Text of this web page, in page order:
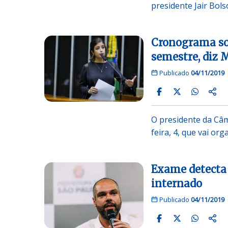
presidente Jair
Cronograma
semestre, diz
Publicado 04/11/2019
O presidente da
feira, 4, que vai
Exame
internado
Publicado 04/11/2019